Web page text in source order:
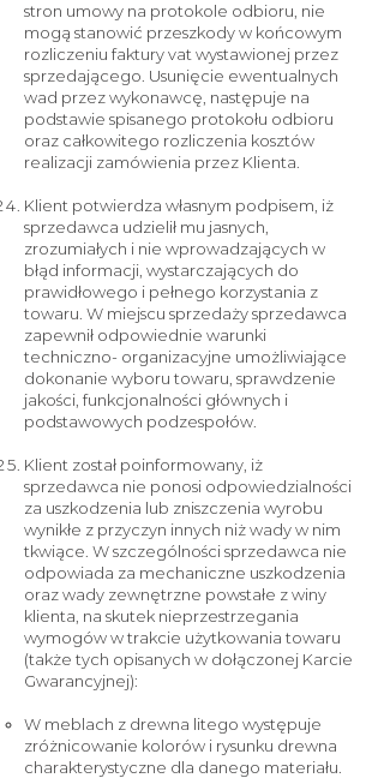
stron umowy na protokole odbioru, nie
mogą stanowić przeszkody w końcowym
rozliczeniu faktury vat wystawionej przez
sprzedającego. Usunięcie ewentualnych
wad przez wykonawcę, następuje na
podstawie spisanego protokołu odbioru
oraz całkowitego rozliczenia kosztów
realizacji zamówienia przez Klienta.
Klient potwierdza własnym podpisem, iż
sprzedawca udzielił mu jasnych,
zrozumiałych i nie wprowadzających w
błąd informacji, wystarczających do
prawidłowego i pełnego korzystania z
towaru. W miejscu sprzedaży sprzedawca
zapewnił odpowiednie warunki
techniczno- organizacyjne umożliwiające
dokonanie wyboru towaru, sprawdzenie
jakości, funkcjonalności głównych i
podstawowych podzespołów.
Klient został poinformowany, iż
sprzedawca nie ponosi odpowiedzialności
za uszkodzenia lub zniszczenia wyrobu
wynikłe z przyczyn innych niż wady w nim
tkwiące. W szczególności sprzedawca nie
odpowiada za mechaniczne uszkodzenia
oraz wady zewnętrzne powstałe z winy
klienta, na skutek nieprzestrzegania
wymogów w trakcie użytkowania towaru
(także tych opisanych w dołączonej Karcie
Gwarancyjnej):
W meblach z drewna litego występuje
zróżnicowanie kolorów i rysunku drewna
charakterystyczne dla danego materiału.